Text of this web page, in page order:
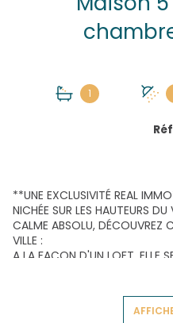
1
Réf
**UNE EXCLUSIVITÉ REAL
NICHÉE SUR LES HAUTEURS
CALME ABSOLU, DÉCOUVREZ
VILLE :
A LA FAÇON D'UN LOFT, ELLE
À L'ÉTAGE : SPACIEUSE PIÈCE
TRAVERSANTE, CUISINE